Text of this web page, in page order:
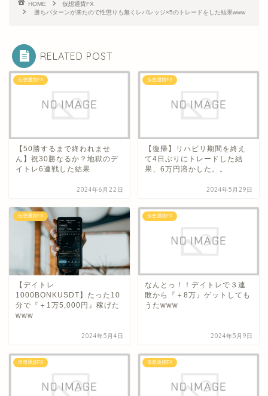
HOME
仮想通貨FX
勝ちパターンが来たので性懲りも無くレバレッジ×5のトレードをした結果www
RELATED POST
仮想通貨FX
【50勝するまで終われませ
ん】祝30勝なるか？地獄のデ
イトレ6連戦した結果
2024年6月22日
仮想通貨FX
【復帰】リハビリ期間を終え
て4日ぶりにトレードした結
果、6万円溶かした。。
2024年5月29日
仮想通貨FX
【デイトレ
1000BONKUSDT】たった10
分で『＋1万5,000円』稼げた
www
2024年5月4日
仮想通貨FX
なんとっ！！デイトレで３連
敗から『＋8万』ゲットしても
うたwww
2024年5月9日
仮想通貨FX 仮想通貨FX